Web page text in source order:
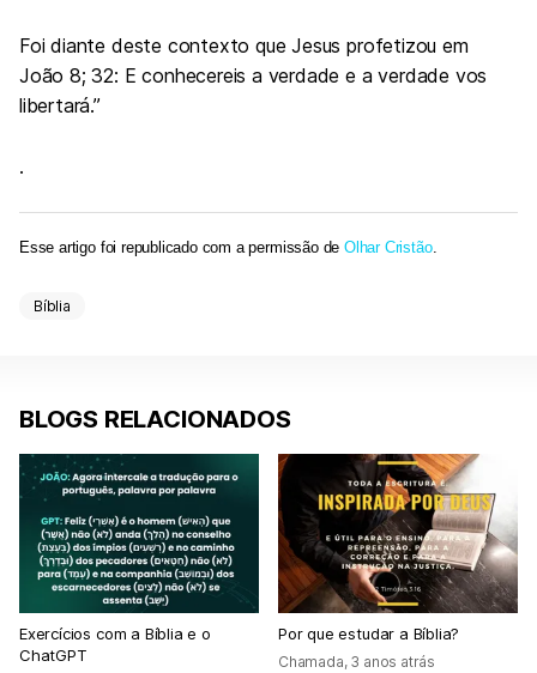
Foi diante deste contexto que Jesus profetizou em
João 8; 32: E conhecereis a verdade e a verdade vos
libertará.”
.
Esse artigo foi republicado com a permissão de Olhar Cristão.
Bíblia
BLOGS RELACIONADOS
Exercícios com a Bíblia e o
ChatGPT
Por que estudar a Bíblia?
Chamada, 3 anos atrás